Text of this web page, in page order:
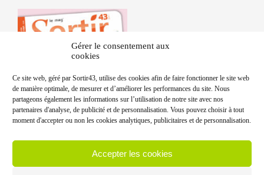
Gérer le consentement aux
cookies
Ce site web, géré par Sortir43, utilise des cookies afin de faire fonctionner le site web
de manière optimale, de mesurer et d’améliorer les performances du site. Nous
partageons également les informations sur l’utilisation de notre site avec nos
partenaires d'analyse, de publicité et de personnalisation. Vous pouvez choisir à tout
moment d'accepter ou non les cookies analytiques, publicitaires et de personnalisation.
Accepter les cookies